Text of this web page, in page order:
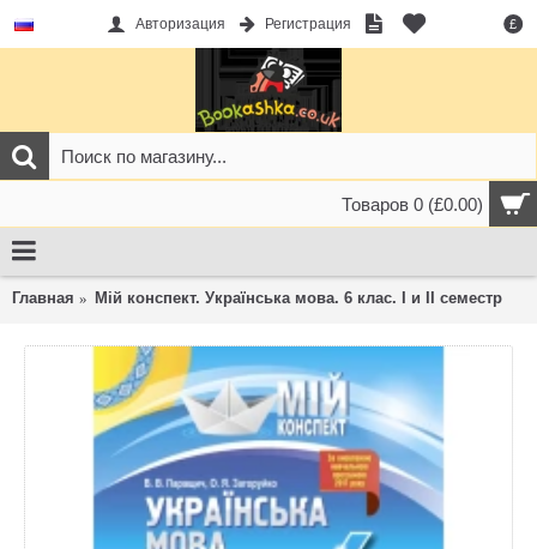
£
Авторизация Регистрация
Товаров 0 (£0.00)
Главная Мій конспект. Українська мова. 6 клас. І и II семестр